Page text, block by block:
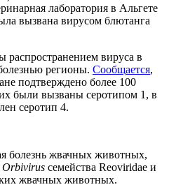
лаборатория в Альгете
вызвана вирусом блютанга
распространением вируса в
регионы. Сообщается,
подтверждено более 100
были вызваны серотипом 1, в
серотип 4.
болезнь жвачных животных,
Orbivirus семейства Reoviridae и
жвачных животных.